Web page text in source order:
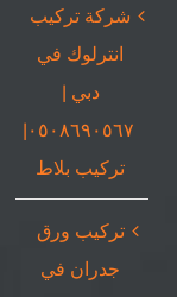
شركة تركيب
انترلوك في
دبي |
٠٥٠٨٦٩٠٥٦٧|
تركيب بلاط
تركيب ورق
جدران في